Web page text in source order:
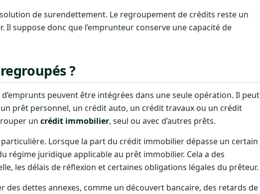
de surendettement. Le regroupement de crédits reste un
Il suppose donc que l’emprunteur conserve une capacité de
?
peuvent être intégrées dans une seule opération. Il peut
prêt personnel, un crédit auto, un crédit travaux ou un crédit
un crédit immobilier, seul ou avec d’autres prêts.
Lorsque la part du crédit immobilier dépasse un certain
régime juridique applicable au prêt immobilier. Cela a des
les délais de réflexion et certaines obligations légales du prêteur.
des dettes annexes, comme un découvert bancaire, des retards de